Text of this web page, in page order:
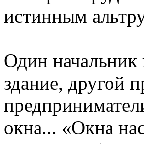
истинным
Один
здание, другой
окна... «Окна